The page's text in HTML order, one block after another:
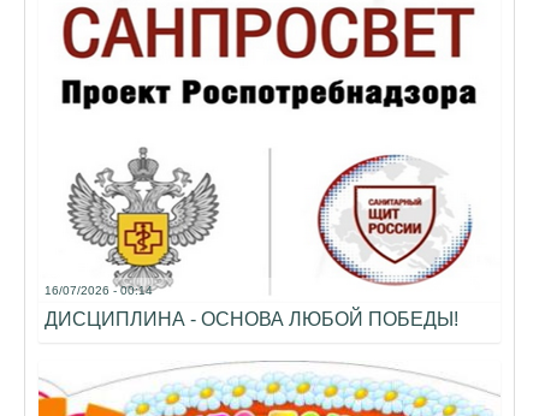
16/07/2026 - 00:14
ДИСЦИПЛИНА - ОСНОВА ЛЮБОЙ ПОБЕДЫ!